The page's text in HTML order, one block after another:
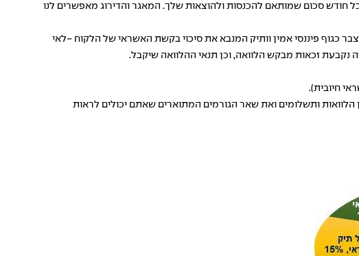
חודש סכום שמותאם להכנסות ולהוצאות שלך. המאגר והדירוג מאפשרים לנו
כגוף פיננסי אמין וותיק המנבא את סיכוי בקשת האשראי של הלקוח -לאי
זכאות מבקש הלוואה, וכן תנאי ההלוואה שיקבל.
חיובית).
ותשלומים ואת שאר הגורמים המתוארים שאתם יכולים לראות